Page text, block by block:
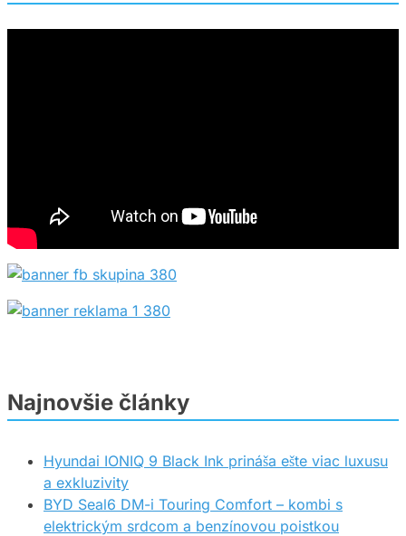
Najnovšie články
Hyundai IONIQ 9 Black Ink prináša ešte viac luxusu
a exkluzivity
BYD Seal6 DM-i Touring Comfort – kombi s
elektrickým srdcom a benzínovou poistkou